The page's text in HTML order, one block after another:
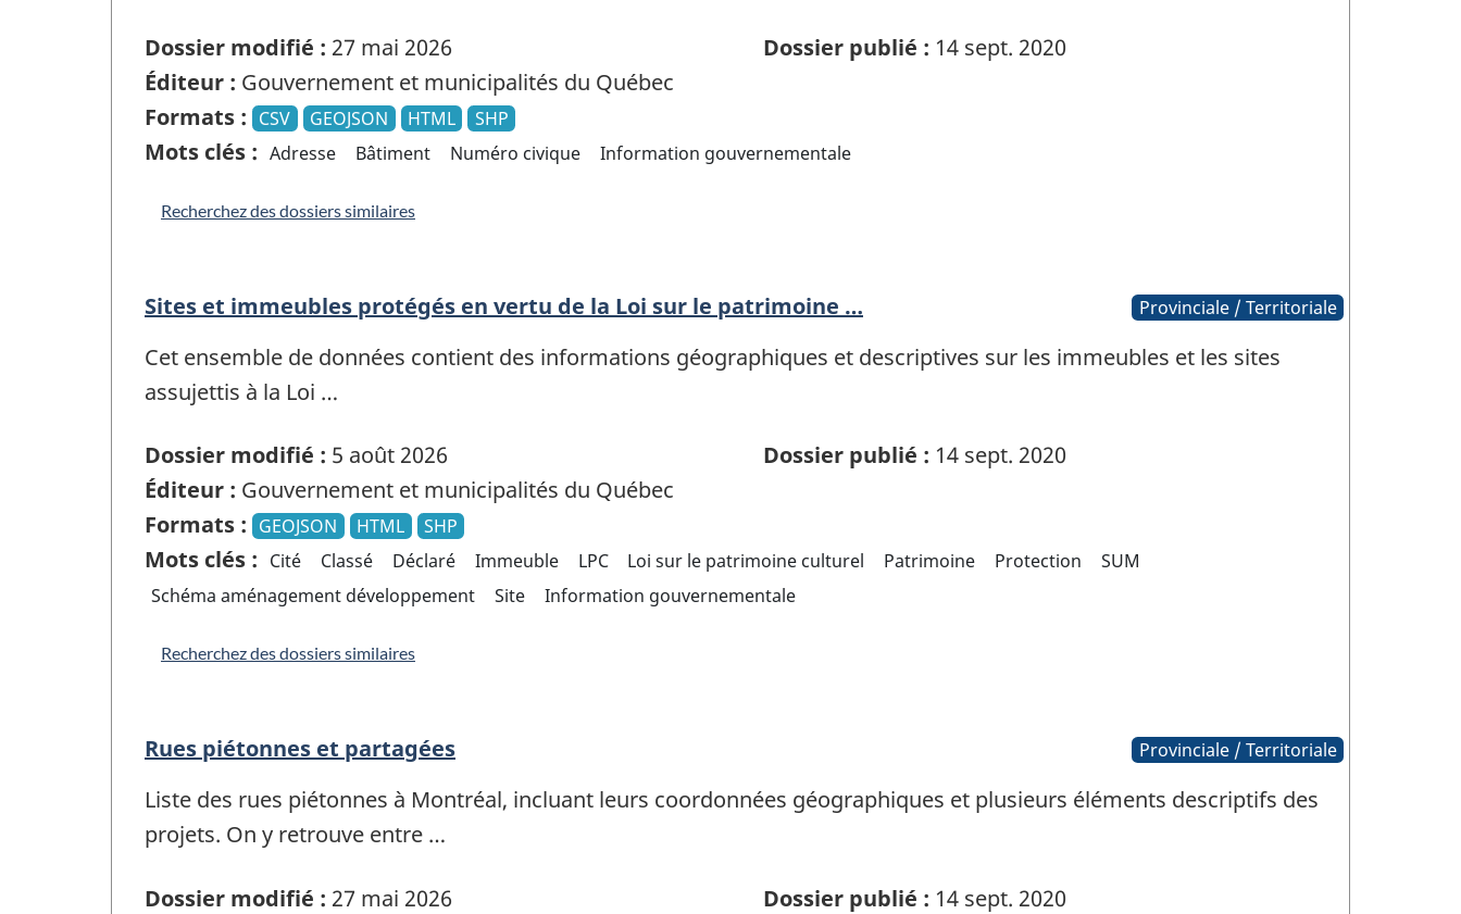
Dossier modifié : 27 mai 2026 Dossier publié : 14 sept. 2020
Éditeur : Gouvernement et municipalités du Québec
Formats : CSV GEOJSON HTML SHP
Mots clés : Adresse Bâtiment Numéro civique Information gouvernementale
Recherchez des dossiers similaires
Sites et immeubles protégés en vertu de la Loi sur le patrimoine … Provinciale / Territoriale
Cet ensemble de données contient des informations géographiques et descriptives sur les immeubles et les sites
assujettis à la Loi …
Dossier modifié : 5 août 2026 Dossier publié : 14 sept. 2020
Éditeur : Gouvernement et municipalités du Québec
Formats : GEOJSON HTML SHP
Mots clés : Cité Classé Déclaré Immeuble LPC Loi sur le patrimoine culturel Patrimoine Protection
SUM
Schéma aménagement développement
Site Information gouvernementale
Recherchez des dossiers similaires
Rues piétonnes et partagées Provinciale / Territoriale
Liste des rues piétonnes à Montréal, incluant leurs coordonnées géographiques et plusieurs éléments descriptifs des
projets. On y retrouve entre …
Dossier modifié : 27 mai 2026 Dossier publié : 14 sept. 2020